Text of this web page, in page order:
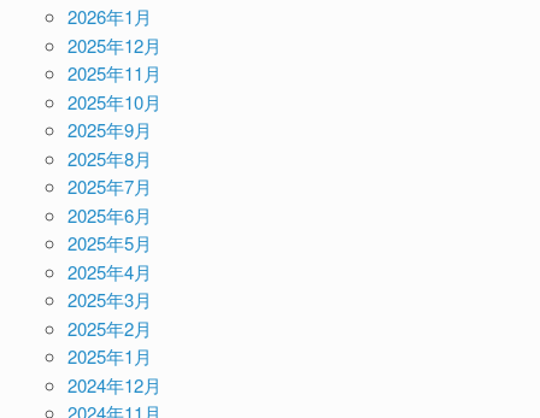
2026年1月
2025年12月
2025年11月
2025年10月
2025年9月
2025年8月
2025年7月
2025年6月
2025年5月
2025年4月
2025年3月
2025年2月
2025年1月
2024年12月
2024年11月